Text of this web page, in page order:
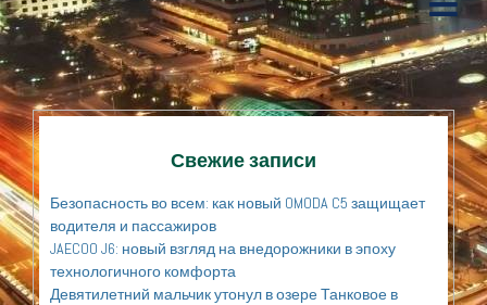
е
р
е
й
т
и
с
д
р
а
Свежие записи
Безопасность во всем: как новый OMODA C5 защищает
водителя и пассажиров
JAECOO J6: новый взгляд на внедорожники в эпоху
технологичного комфорта
Девятилетний мальчик утонул в озере Танковое в